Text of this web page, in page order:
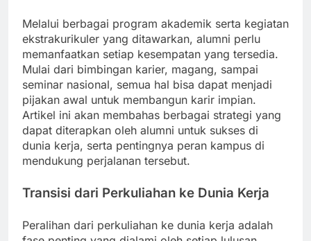
Melalui berbagai program akademik serta kegiatan
ekstrakurikuler yang ditawarkan, alumni perlu
memanfaatkan setiap kesempatan yang tersedia.
Mulai dari bimbingan karier, magang, sampai
seminar nasional, semua hal bisa dapat menjadi
pijakan awal untuk membangun karir impian.
Artikel ini akan membahas berbagai strategi yang
dapat diterapkan oleh alumni untuk sukses di
dunia kerja, serta pentingnya peran kampus di
mendukung perjalanan tersebut.
Transisi dari Perkuliahan ke Dunia Kerja
Peralihan dari perkuliahan ke dunia kerja adalah